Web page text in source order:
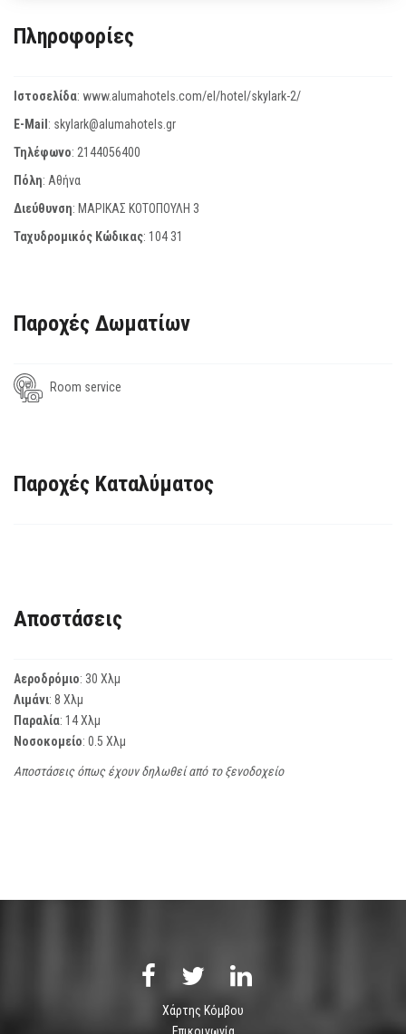
Πληροφορίες
Ιστοσελίδα: www.alumahotels.com/el/hotel/skylark-2/
E-Mail: skylark@alumahotels.gr
Τηλέφωνο: 2144056400
Πόλη: Αθήνα
Διεύθυνση: ΜΑΡΙΚΑΣ ΚΟΤΟΠΟΥΛΗ 3
Ταχυδρομικός Κώδικας: 104 31
Παροχές Δωματίων
Room service
Παροχές Καταλύματος
Αποστάσεις
Αεροδρόμιο: 30 Χλμ
Λιμάνι: 8 Χλμ
Παραλία: 14 Χλμ
Νοσοκομείο: 0.5 Χλμ
Αποστάσεις όπως έχουν δηλωθεί από το ξενοδοχείο
Χάρτης Κόμβου
Επικοινωνία